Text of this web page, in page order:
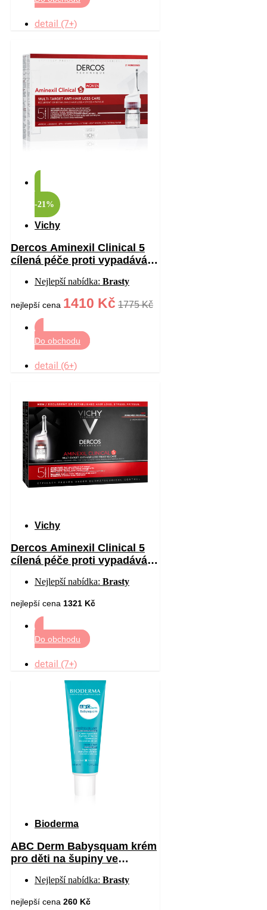
detail (7+)
-21%
Vichy
Dercos Aminexil Clinical 5
cílená péče proti vypadávání
Nejlepší nabídka: Brasty
nejlepší cena 1410 Kč 1775 Kč
Do obchodu
detail (6+)
Vichy
Dercos Aminexil Clinical 5
cílená péče proti vypadávání
Nejlepší nabídka: Brasty
nejlepší cena 1321 Kč
Do obchodu
detail (7+)
Bioderma
ABC Derm Babysquam krém
pro děti na šupiny ve
Nejlepší nabídka: Brasty
nejlepší cena 260 Kč